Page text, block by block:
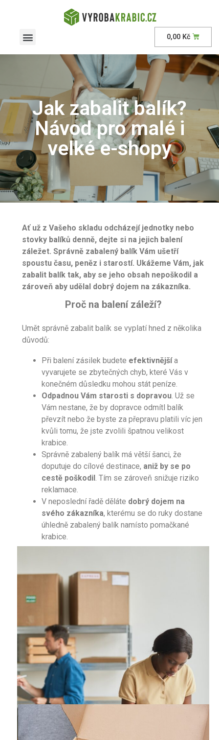
0,00 Kč
Jak zabalit balík?
Návod pro malé i
velké e-shopy
Ať už z Vašeho skladu odcházejí jednotky nebo
stovky balíků denně, dejte si na jejich balení
záležet. Správně zabalený balík Vám ušetří
spoustu času, peněz i starostí. Ukážeme Vám, jak
zabalit balík tak, aby se jeho obsah nepoškodil a
zároveň aby udělal dobrý dojem na zákazníka.
Proč na balení záleží?
Umět správně zabalit balík se vyplatí hned z několika
důvodů:
Při balení zásilek budete efektivnějšía
vyvarujete se zbytečných chyb, které Vás v
konečném důsledku mohou stát peníze.
Odpadnou Vám starosti s dopravou. Už se
Vám nestane, že by dopravce odmítl balík
převzít nebo že byste za přepravu platili víc jen
kvůli tomu, že jste zvolili špatnou velikost
krabice.
Správně zabalený balík má větší šanci, že
doputuje do cílové destinace, aniž by se po
cestě poškodil . Tím se zároveň snižuje riziko
reklamace.
V neposlední řadě děláte dobrý dojem na
svého zákazníka, kterému se do ruky dostane
úhledně zabalený balík namísto pomačkané
krabice.
Balení balíku se dá shrnout do6 jednoduchých
kroků
Obalte jednotlivé předměty
Vyplňte volný prostor v balíku
Budujte povědomí o své značce
Balík důkladně zalepte
Cennější balíky obalte stretch fólií
Připravte si k ruce obalový materiál
Nejuniverzálnější obalový materiál představují
kartonové krabice